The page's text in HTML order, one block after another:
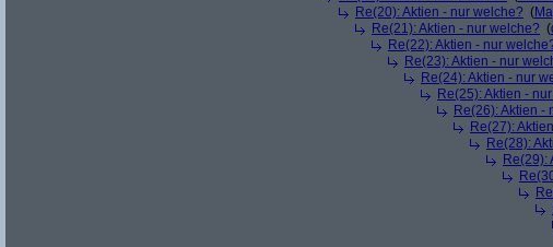
Re(20): Aktien - nur welche? (
Re(21): Aktien - nur welche? (
Re(22): Aktien - nur
Re(23): Aktien - nur
Re(24): Aktien - nur
Re(25): Aktien -
Re(26): Aktien -
Re(27):
Re(28):
Re(29):